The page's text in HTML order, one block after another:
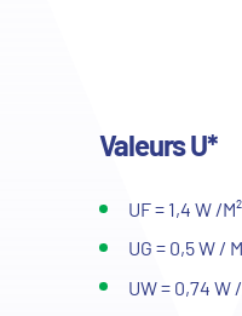
Valeurs U*
UF = 1,4 W /
UG = 0,5 W /
UW = 0,74 W /